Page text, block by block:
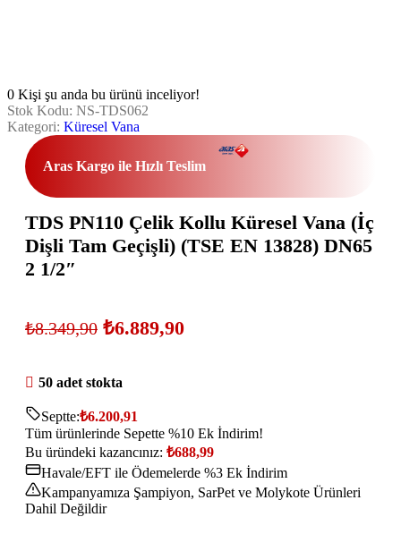
0 Kişi şu anda bu ürünü inceliyor!
Stok Kodu: NS-TDS062
Kategori: Küresel Vana
Aras Kargo ile Hızlı Teslim
TDS PN110 Çelik Kollu Küresel Vana (İç
Dişli Tam Geçişli) (TSE EN 13828) DN65
2 1/2″
₺8.349,90 ₺6.889,90
50 adet stokta
Septte:₺6.200,91
Tüm ürünlerinde Sepette %10 Ek İndirim!
Bu üründeki kazancınız: ₺688,99
Havale/EFT ile Ödemelerde %3 Ek İndirim
Kampanyamıza Şampiyon, SarPet ve Molykote Ürünleri
Dahil Değildir